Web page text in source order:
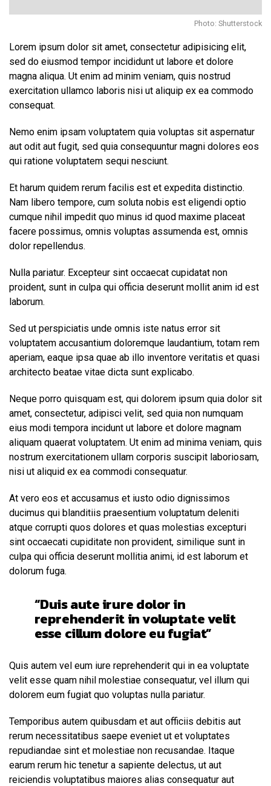
Photo: Shutterstock
Lorem ipsum dolor sit amet, consectetur adipisicing elit,
sed do eiusmod tempor incididunt ut labore et dolore
magna aliqua. Ut enim ad minim veniam, quis nostrud
exercitation ullamco laboris nisi ut aliquip ex ea commodo
consequat.
Nemo enim ipsam voluptatem quia voluptas sit aspernatur
aut odit aut fugit, sed quia consequuntur magni dolores eos
qui ratione voluptatem sequi nesciunt.
Et harum quidem rerum facilis est et expedita distinctio.
Nam libero tempore, cum soluta nobis est eligendi optio
cumque nihil impedit quo minus id quod maxime placeat
facere possimus, omnis voluptas assumenda est, omnis
dolor repellendus.
Nulla pariatur. Excepteur sint occaecat cupidatat non
proident, sunt in culpa qui officia deserunt mollit anim id est
laborum.
Sed ut perspiciatis unde omnis iste natus error sit
voluptatem accusantium doloremque laudantium, totam rem
aperiam, eaque ipsa quae ab illo inventore veritatis et quasi
architecto beatae vitae dicta sunt explicabo.
Neque porro quisquam est, qui dolorem ipsum quia dolor sit
amet, consectetur, adipisci velit, sed quia non numquam
eius modi tempora incidunt ut labore et dolore magnam
aliquam quaerat voluptatem. Ut enim ad minima veniam, quis
nostrum exercitationem ullam corporis suscipit laboriosam,
nisi ut aliquid ex ea commodi consequatur.
At vero eos et accusamus et iusto odio dignissimos
ducimus qui blanditiis praesentium voluptatum deleniti
atque corrupti quos dolores et quas molestias excepturi
sint occaecati cupiditate non provident, similique sunt in
culpa qui officia deserunt mollitia animi, id est laborum et
dolorum fuga.
“Duis aute irure dolor in
reprehenderit in voluptate velit
esse cillum dolore eu fugiat”
Quis autem vel eum iure reprehenderit qui in ea voluptate
velit esse quam nihil molestiae consequatur, vel illum qui
dolorem eum fugiat quo voluptas nulla pariatur.
Temporibus autem quibusdam et aut officiis debitis aut
rerum necessitatibus saepe eveniet ut et voluptates
repudiandae sint et molestiae non recusandae. Itaque
earum rerum hic tenetur a sapiente delectus, ut aut
reiciendis voluptatibus maiores alias consequatur aut